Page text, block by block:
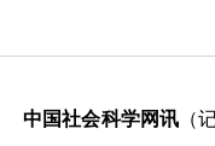
中国社会科学网讯（